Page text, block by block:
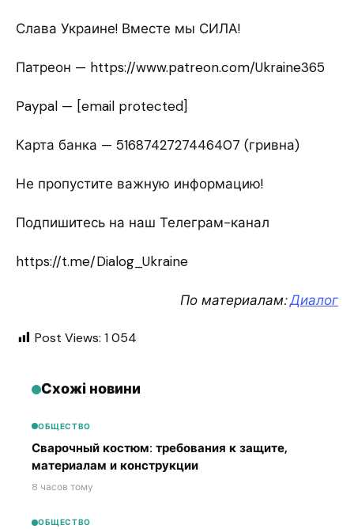
Слава Украине! Вместе мы СИЛА!
Патреон — https://www.patreon.com/Ukraine365
Paypal — [email protected]
Карта банка — 5168742727446407 (гривна)
Не пропустите важную информацию!
Подпишитесь на наш Телеграм-канал
https://t.me/Dialog_Ukraine
По материалам:Диалог
Post Views: 1 054
Схожі новини
ОБЩЕСТВО
Сварочный костюм: требования к защите,
материалам и конструкции
8 часов тому
ОБЩЕСТВО